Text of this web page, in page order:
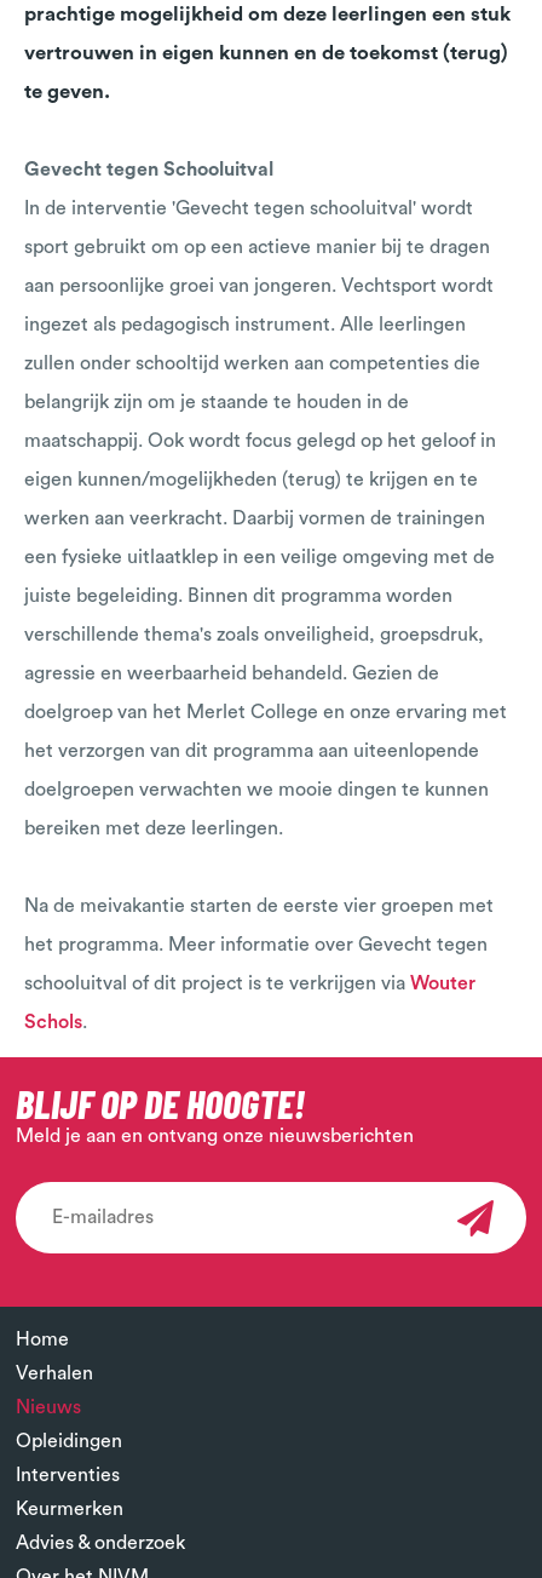
prachtige mogelijkheid om deze leerlingen een stuk
vertrouwen in eigen kunnen en de toekomst (terug)
te geven.
Gevecht tegen Schooluitval
In de interventie 'Gevecht tegen schooluitval' wordt
sport gebruikt om op een actieve manier bij te dragen
aan persoonlijke groei van jongeren. Vechtsport wordt
ingezet als pedagogisch instrument. Alle leerlingen
zullen onder schooltijd werken aan competenties die
belangrijk zijn om je staande te houden in de
maatschappij. Ook wordt focus gelegd op het geloof in
eigen kunnen/mogelijkheden (terug) te krijgen en te
werken aan veerkracht. Daarbij vormen de trainingen
een fysieke uitlaatklep in een veilige omgeving met de
juiste begeleiding. Binnen dit programma worden
verschillende thema's zoals onveiligheid, groepsdruk,
agressie en weerbaarheid behandeld. Gezien de
doelgroep van het Merlet College en onze ervaring met
het verzorgen van dit programma aan uiteenlopende
doelgroepen verwachten we mooie dingen te kunnen
bereiken met deze leerlingen.
Na de meivakantie starten de eerste vier groepen met
het programma. Meer informatie over Gevecht tegen
schooluitval of dit project is te verkrijgen via Wouter
Schols.
BLIJF OP DE HOOGTE!
Meld je aan en ontvang onze nieuwsberichten
Home
Verhalen
Nieuws
Opleidingen
Interventies
Keurmerken
Advies & onderzoek